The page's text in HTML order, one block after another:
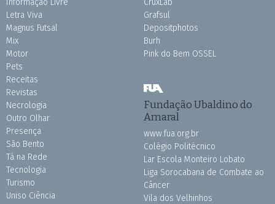
Informação Livre
Letra Viva
Magnus Futsal
Mix
Motor
Pets
Receitas
Revistas
Necrologia
Outro Olhar
Presença
São Bento
Tá na Rede
Tecnologia
Turismo
Uniso Ciência
CruxLab
Grafsul
Depositphotos
Burh
Pink do Bem OSSEL
Fundação Ubaldino do
Amaral
www.fua.org.br
Colégio Politécnico
Lar Escola Monteiro Lobato
Liga Sorocabana de Combate ao
Câncer
Vila dos Velhinhos